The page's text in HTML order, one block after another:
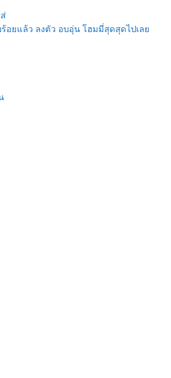
อยแล้ว ลงตัว อบอุ่น โฮมมี่สุดสุดไปเลย